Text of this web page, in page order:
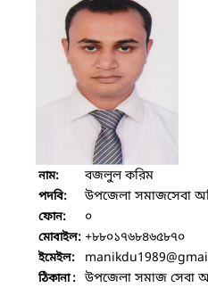
নাম: বজলুল করিম
পদবি: উপজেলা সমাজসেবা
ফোন: ০
মোবাইল: +৮৮০১৭৬৮৪৬৫৮৭০
ইমেইল: manikdu1989
ঠিকানা : উপজেলা সমাজ সেবা